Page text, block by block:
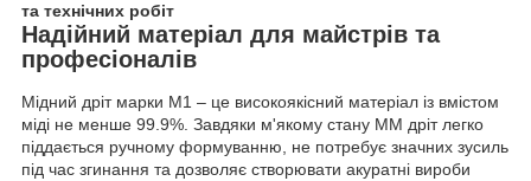
та технічних робіт
Надійний матеріал для майстрів та
професіоналів
Мідний дріт марки М1 – це високоякісний матеріал із вмістом
міді не менше 99.9%. Завдяки м'якому стану ММ дріт легко
піддається ручному формуванню, не потребує значних зусиль
під час згинання та дозволяє створювати акуратні вироби